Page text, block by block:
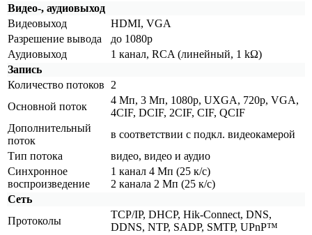
Видео-, аудиовыход
Видеовыход
HDMI, VGA
Разрешение вывода
до 1080р
Аудиовыход
1 канал, RCA (линейный, 1 kΩ)
Запись
Количество потоков
2
Основной поток
4 Мп, 3 Мп, 1080p, UXGA, 720p, VGA,
4CIF, DCIF, 2CIF, CIF, QCIF
Дополнительный
поток
в соответствии с подкл. видеокамерой
Тип потока
видео, видео и аудио
Синхронное
воспроизведение
1 канал 4 Мп (25 к/с)
2 канала 2 Мп (25 к/с)
Сеть
Протоколы
TCP/IP, DHCP, Hik-Connect, DNS,
DDNS, NTP, SADP, SMTP, UPnP™